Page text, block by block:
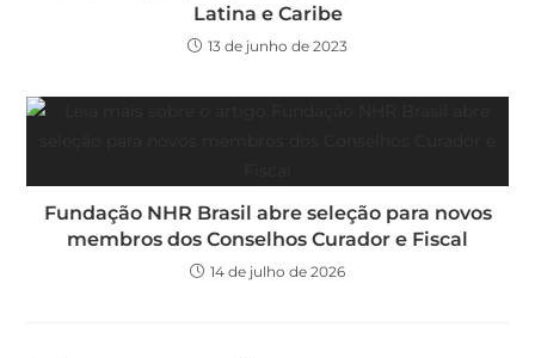
Latina e Caribe
13 de junho de 2023
Fundação NHR Brasil abre seleção para novos
membros dos Conselhos Curador e Fiscal
14 de julho de 2026